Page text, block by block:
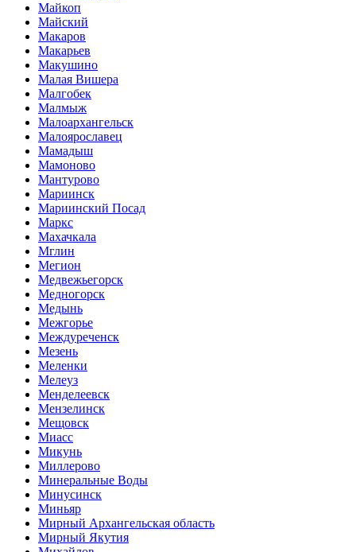
Майкоп
Майский
Макаров
Макарьев
Макушино
Малая Вишера
Малгобек
Малмыж
Малоархангельск
Малоярославец
Мамадыш
Мамоново
Мантурово
Мариинск
Мариинский Посад
Маркс
Махачкала
Мглин
Мегион
Медвежьегорск
Медногорск
Медынь
Межгорье
Междуреченск
Мезень
Меленки
Мелеуз
Менделеевск
Мензелинск
Мещовск
Миасс
Микунь
Миллерово
Минеральные Воды
Минусинск
Миньяр
Мирный Архангельская область
Мирный Якутия